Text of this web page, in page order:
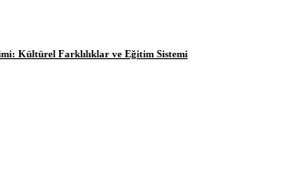
Kültürel Farklılıklar ve Eğitim Sistemi